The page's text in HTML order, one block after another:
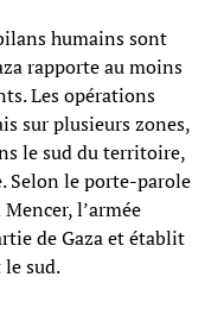
humains sont
rapporte au moins
Les opérations
sur plusieurs zones,
le sud du territoire,
Selon le porte-parole
l’armée
de Gaza et établit
sud.